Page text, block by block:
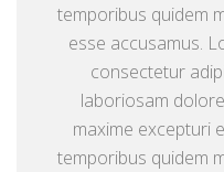
temporibus quidem
esse accusamus.
consectetur
laboriosam
maxime excepturi
temporibus quidem